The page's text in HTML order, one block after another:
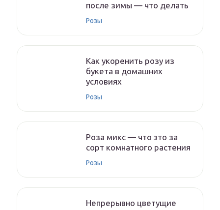
после зимы — что делать
Розы
Как укоренить розу из
букета в домашних
условиях
Розы
Роза микс — что это за
сорт комнатного растения
Розы
Непрерывно цветущие